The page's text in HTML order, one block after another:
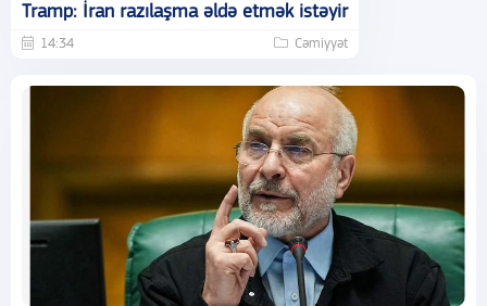
Tramp: İran razılaşma əldə etmək istəyir
14:34 Cəmiyyət